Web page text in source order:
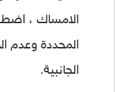
الامساك ،
المحددة وعدم
الجانبية.